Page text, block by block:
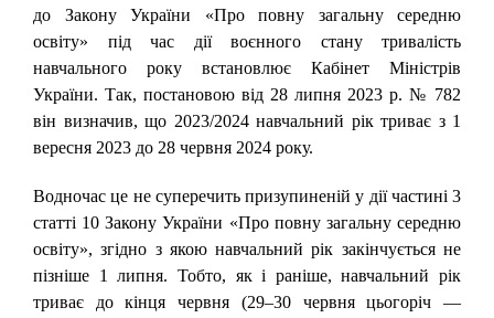
до Закону України «Про повну загальну середню
освіту» під час дії воєнного стану тривалість
навчального року встановлює Кабінет Міністрів
України. Так, постановою від 28 липня 2023 р. № 782
він визначив, що 2023/2024 навчальний рік триває з 1
вересня 2023 до 28 червня 2024 року.
Водночас це не суперечить призупиненій у дії частині 3
статті 10 Закону України «Про повну загальну середню
освіту», згідно з якою навчальний рік закінчується не
пізніше 1 липня. Тобто, як і раніше, навчальний рік
триває до кінця червня (29‒30 червня цьогоріч —